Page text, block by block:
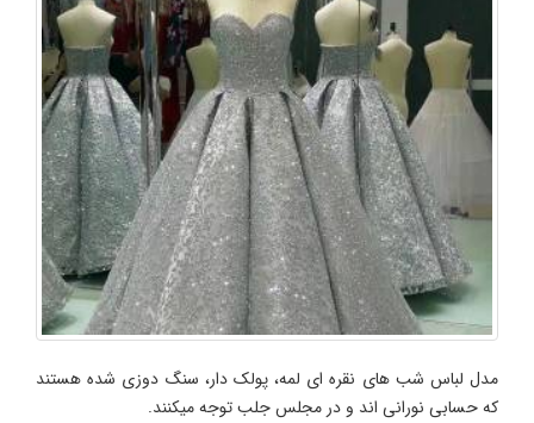
مدل لباس شب های نقره ای لمه، پولک دار، سنگ دوزی شده هستند
که حسابی نورانی اند و در مجلس جلب توجه میکنند.